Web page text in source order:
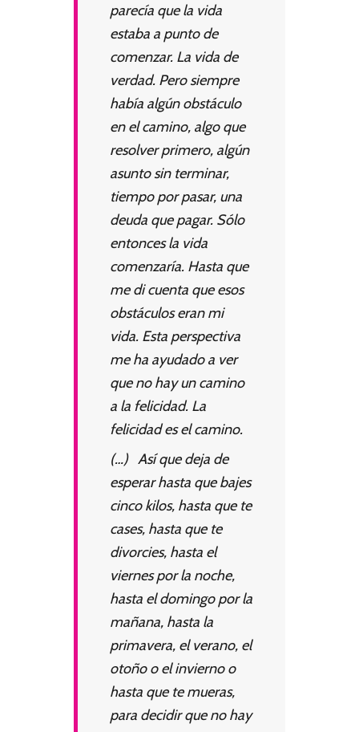
parecía que la vida
estaba a punto de
comenzar. La vida de
verdad. Pero siempre
había algún obstáculo
en el camino, algo que
resolver primero, algún
asunto sin terminar,
tiempo por pasar, una
deuda que pagar. Sólo
entonces la vida
comenzaría. Hasta que
me di cuenta que esos
obstáculos eran mi
vida. Esta perspectiva
me ha ayudado a ver
que no hay un camino
a la felicidad. La
felicidad es el camino.
(…) Así que deja de
esperar hasta que bajes
cinco kilos, hasta que te
cases, hasta que te
divorcies, hasta el
viernes por la noche,
hasta el domingo por la
mañana, hasta la
primavera, el verano, el
otoño o el invierno o
hasta que te mueras,
para decidir que no hay